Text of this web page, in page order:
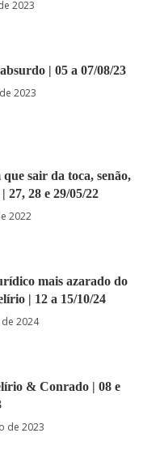
2023
| 05 a 07/08/23
2023
que sair da toca, senão,
27, 28 e 29/05/22
2022
mais azarado do
| 12 a 15/10/24
2024
& Conrado | 08 e
de 2023